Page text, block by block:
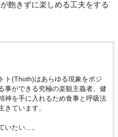
飽きずに楽しめる工夫をする
ト(Thoth)はあらゆる現象をポジ
事ができる究極の楽観主義者。健
神を手に入れるため食事と呼吸法
きています。
いたい…。